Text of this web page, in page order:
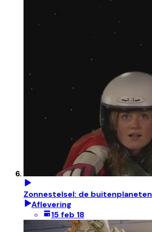
Zonnestelsel: de buitenplaneten
Aflevering
15 feb 18